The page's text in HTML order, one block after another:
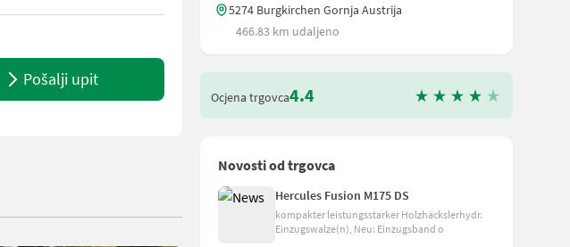
Težina 40 kg Pila za grane BEZ produžne ruke i adaptera *Simboličke slike Kako bih vam
Pošalji upit
5274 Burgkirchen Gornja Austrija
466.83 km udaljeno
Ocjena trgovca4.4
Novosti od trgovca
Hercules Fusion M175 DS
kompakter leistungsstarker Holzhäckslerhydr.
Einzugswalze(n), Neu: Einzugsband o